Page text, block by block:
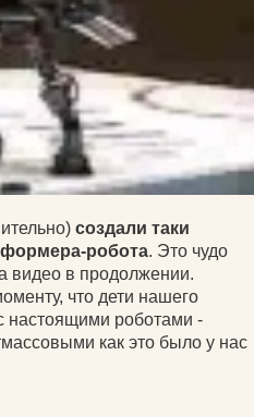
создали таки
робота. Это чудо
видео в продолжении.
что дети нашего
настоящими роботами -
как это было у нас